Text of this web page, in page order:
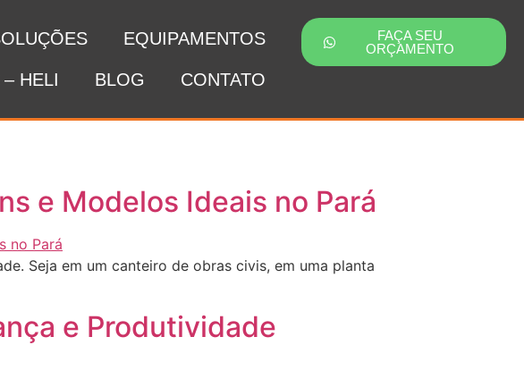
EQUIPAMENTOS
HELI BLOG CONTATO
FAÇA SEU
ORÇAMENTO
e Modelos Ideais no Pará
Seja em um canteiro de obras civis, em uma planta
e Produtividade